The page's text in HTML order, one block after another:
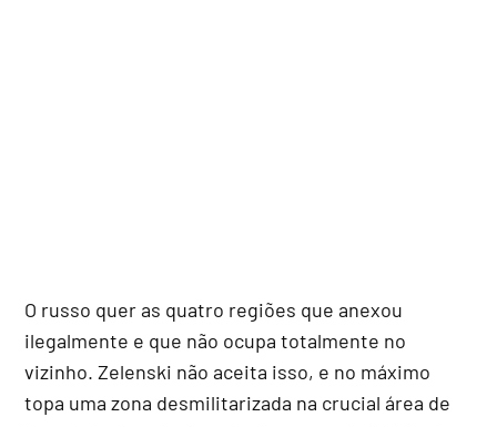
O russo quer as quatro regiões que anexou
ilegalmente e que não ocupa totalmente no
vizinho. Zelenski não aceita isso, e no máximo
topa uma zona desmilitarizada na crucial área de